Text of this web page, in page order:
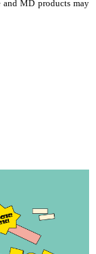
MD products may